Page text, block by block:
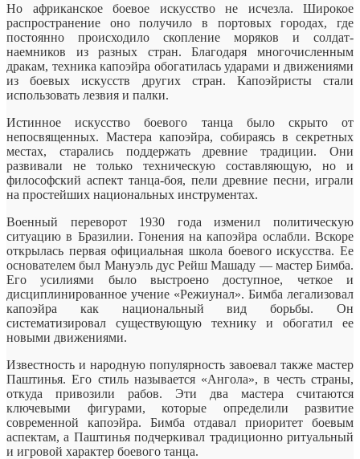
Но африканское боевое искусство не исчезла. Широкое
распространение оно получило в портовых городах, где
постоянно происходило скопление моряков и солдат-
наемников из разных стран. Благодаря многочисленным
дракам, техника капоэйра обогатилась ударами и движениями
из боевых искусств других стран. Капоэйристы стали
использовать лезвия и палки.
Истинное искусство боевого танца было скрыто от
непосвященных. Мастера капоэйра, собираясь в секретных
местах, старались поддержать древние традиции. Они
развивали не только техническую составляющую, но и
философский аспект танца-боя, пели древние песни, играли
на простейших национальных инструментах.
Военный переворот 1930 года изменил политическую
ситуацию в Бразилии. Гонения на капоэйра ослабли. Вскоре
открылась первая официальная школа боевого искусства. Ее
основателем был Мануэль дус Рейш Машаду — мастер Бимба.
Его усилиями было выстроено доступное, четкое и
дисциплинированное учение «Режиунал». Бимба легализовал
капоэйра как национальный вид борьбы. Он
систематизировал существующую технику и обогатил ее
новыми движениями.
Известность и народную популярность завоевал также мастер
Паштинья. Его стиль называется «Ангола», в честь страны,
откуда привозили рабов. Эти два мастера считаются
ключевыми фигурами, которые определили развитие
современной капоэйра. Бимба отдавал приоритет боевым
аспектам, а Паштинья подчеркивал традиционно ритуальный
и игровой характер боевого танца.